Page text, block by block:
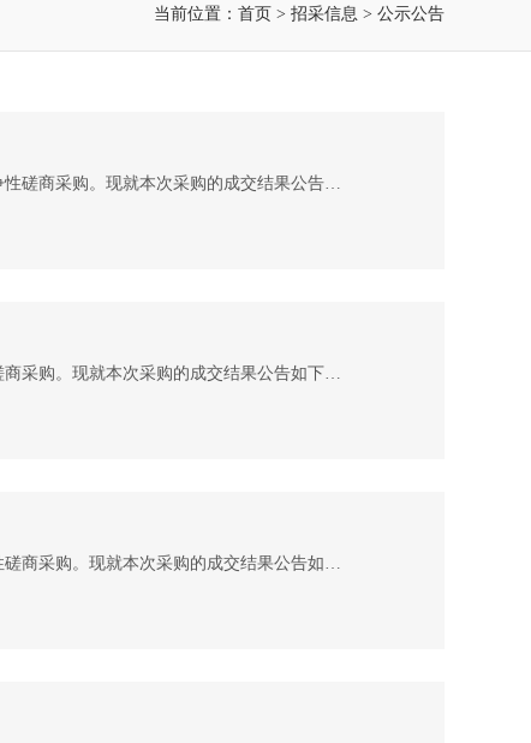
当前位置： 首页 > 招采信息 > 公示公告
湖北中盛汇金项目管理有限公司受武汉美术馆的委托，对其2026年度武汉美术馆展览及宣传品设计项目进行竞争性磋商采购。现就本次采购的成交结果公告如下： 一、项目概况 （一）项目编号：ZSHJ-2026-623 （二）项目名称：2026年度武汉美术馆展览及宣传品设计项目 （三）项目基本概况: 1.本次项目共分 1 个包。 第1包： （1）项目包名称：2026年度武汉美术馆展览及宣传品设计项目 （2）项目金额：22.1万元，最高限价：22.1万元 二、成交结果信息 1.成交供应商名称：武汉纺织大学 2.成交金额：2
湖北中盛汇金项目管理有限公司受武汉美术馆的委托，对其2026年度武汉美术馆展览广告服务项目进行竞争性磋商采购。现就本次采购的成交结果公告如下： 一、项目概况 （一）项目编号：ZSHJ-2026-622 （二）项目名称：2026年度武汉美术馆展览广告服务项目 （三）项目基本概况: 1.本次项目共分 1 个包。 第1包： （1）项目包名称：2026年度武汉美术馆展览广告服务项目 （2）项目金额：20.2万元，最高限价：20.2万元 二、成交结果信息 1.成交供应商名称：武汉中桢广告有限公司 2.成交金额：19.
湖北中盛汇金项目管理有限公司受武汉美术馆的委托，对其2026年度武汉美术馆展览运输及保险项目进行竞争性磋商采购。现就本次采购的成交结果公告如下： 一、项目概况 （一）项目编号：ZSHJ-2026-625 （二）项目名称：2026年度武汉美术馆展览运输及保险项目 （三）项目基本概况: 1.本次项目共分 1 个包。 第1包： （1）项目包名称：2026年度武汉美术馆展览运输及保险项目 （2）项目金额：75.7万元，最高限价：75.7万元 二、成交结果信息 1.成交供应商名称：上海艺华展览服务有限公司 2.成交金